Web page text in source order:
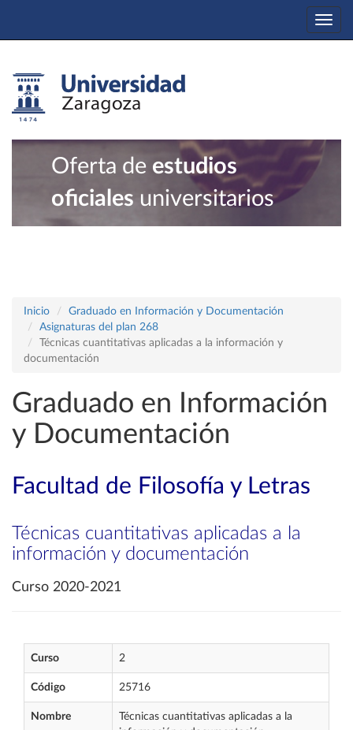
Oferta de estudios
oficiales universitarios
Inicio
Graduado en Información y Documentación
Asignaturas del plan 268
Técnicas cuantitativas aplicadas a la información y
documentación
Graduado en Información
y Documentación
Facultad de Filosofía y Letras
Técnicas cuantitativas aplicadas a la
información y documentación
Curso 2020-2021
Curso 2
Código 25716
Nombre
Técnicas cuantitativas aplicadas a la